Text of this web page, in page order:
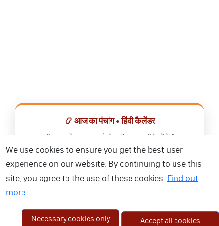
📿 आज का पंचांग • हिंदी कैलेंडर
सभी व्रत, त्योहार, शुभ मुहूर्त और राशिफल एक ही ऐप में देखें।
📅 हिंदी कैलेंडर ऐप डाउनलोड करें
We use cookies to ensure you get the best user
experience on our website. By continuing to use this
site, you agree to the use of these cookies. Find out
more
Necessary cookies only Accept all cookies